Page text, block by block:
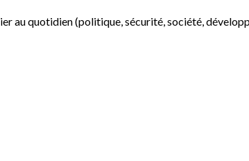
au quotidien (politique, sécurité, société,